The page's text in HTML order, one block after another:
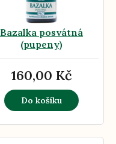
Bazalka posvátná
(pupeny)
160,00 Kč
Do košíku